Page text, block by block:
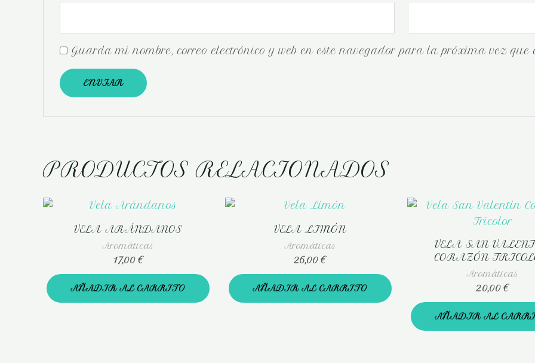
Guarda mi nombre, correo electrónico y web en este navegador para la próxima vez que
PRODUCTOS RELACIONADOS
VELA ARÁNDANOS
Aromáticas
17,00 €
AÑADIR AL CARRITO
VELA LIMÓN
Aromáticas
26,00 €
AÑADIR AL CARRITO
VELA SAN
CORAZÓN
Aromáticas
20,00 €
AÑADIR AL